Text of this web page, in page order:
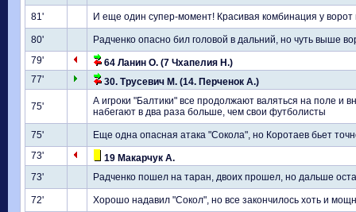
81' И еще один супер-момент! Красивая комбинация у ворот
80'
Радченко опасно бил головой в дальний, но чуть выше
79'
64 Ланин О. (7 Чхапелия Н.)
77'
30. Трусевич М. (14. Перченок А.)
75'
А игроки "Балтики" все продолжают валяться на поле и
набегают в два раза больше, чем свои футболисты
75'
Еще одна опасная атака "Сокола", но Коротаев бьет
73'
19 Макарчук А.
73'
Радченко пошел на таран, двоих прошел, но дальше
72' Хорошо надавил "Сокол", но все закончилось хоть и